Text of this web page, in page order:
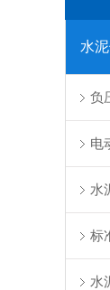
水
负
电
水
标
水